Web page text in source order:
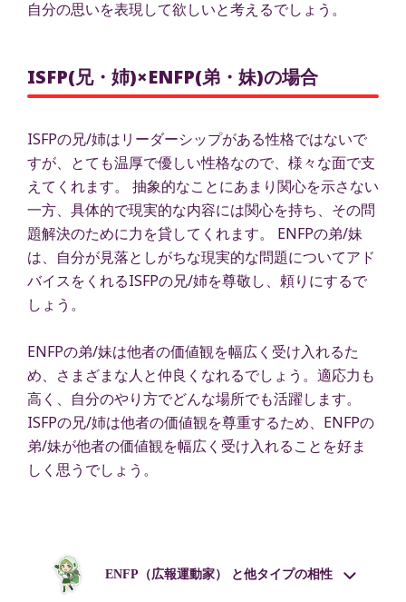
自分の思いを表現して欲しいと考えるでしょう。
ISFP(兄・姉)×ENFP(弟・妹)の場合
ISFPの兄/姉はリーダーシップがある性格ではないで
すが、とても温厚で優しい性格なので、様々な面で支
えてくれます。 抽象的なことにあまり関心を示さない
一方、具体的で現実的な内容には関心を持ち、その問
題解決のために力を貸してくれます。 ENFPの弟/妹
は、自分が見落としがちな現実的な問題についてアド
バイスをくれるISFPの兄/姉を尊敬し、頼りにするで
しょう。
ENFPの弟/妹は他者の価値観を幅広く受け入れるた
め、さまざまな人と仲良くなれるでしょう。適応力も
高く、自分のやり方でどんな場所でも活躍します。
ISFPの兄/姉は他者の価値観を尊重するため、ENFPの
弟/妹が他者の価値観を幅広く受け入れることを好ま
しく思うでしょう。
ENFP （広報運動家） と他タイプの相性